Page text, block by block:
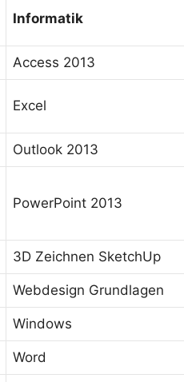
Informatik
Access 2013
Excel
Outlook 2013
PowerPoint 2013
3D Zeichnen SketchUp
Webdesign Grundlagen
Windows
Word